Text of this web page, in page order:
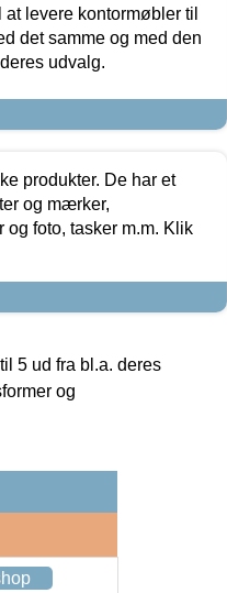
levere kontormøbler til
det samme og med den
udvalg.
produkter. De har et
og mærker,
foto, tasker m.m. Klik
5 ud fra bl.a. deres
og